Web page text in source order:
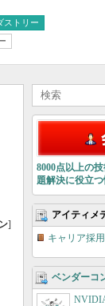
ストリー
]
8000点以上の
題解決に役立つ
アイティメ
キャリア採
ベンダーコ